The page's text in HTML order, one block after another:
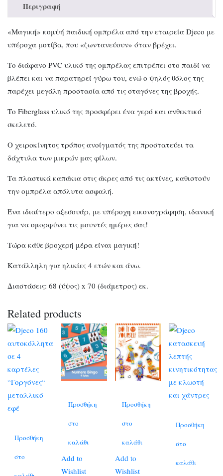
Περιγραφή
«Μαγική» κομψή παιδική ομπρέλα από την εταιρεία Djeco με
υπέροχα μοτίβα, που «ζωντανεύουν» όταν βρέχει.
Το διάφανο PVC υλικό της ομπρέλας επιτρέπει στο παιδί να
βλέπει και να παρατηρεί γύρω του, ενώ ο ψηλός θόλος της
παρέχει μεγάλη προστασία από τις σταγόνες της βροχής.
Το Fiberglass υλικό της προσφέρει ένα γερό και ανθεκτικό
σκελετό.
Ο χειροκίνητος τρόπος ανοίγματός της προστατεύει τα
δάχτυλα των μικρών μας φίλων.
Τα πλαστικά καπάκια στις άκρες από τις ακτίνες, καθιστούν
την ομπρέλα απόλυτα ασφαλή.
Ένα ιδιαίτερο αξεσουάρ, με υπέροχη εικονογράφηση, ιδανική
για να ομορφύνει τις μουντές ημέρες σας!
Τώρα κάθε βροχερή μέρα είναι μαγική!
Κατάλληλη για ηλικίες 4 ετών και άνω.
Διαστάσεις: 68 (ύψος) x 70 (διάμετρος) εκ.
Related products
Προσθήκη
στο
Προσθήκη
στο
καλάθι
Add to
Wishlist
Προσθήκη
στο
καλάθι
Add to
Wishlist
Προσθήκη
στο
καλάθι